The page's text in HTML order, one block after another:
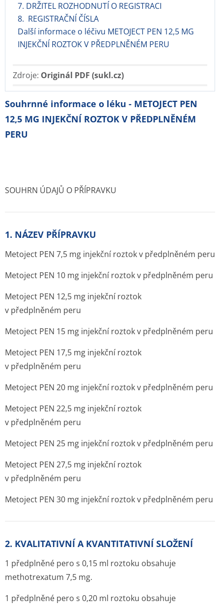
7. DRŽITEL ROZHODNUTÍ O REGISTRACI
8. REGISTRAČNÍ ČÍSLA
Další informace o léčivu METOJECT PEN 12,5 MG
INJEKČNÍ ROZTOK V PŘEDPLNĚNÉM PERU
Zdroje: Originál PDF (sukl.cz)
Souhrnné informace o léku - METOJECT PEN
12,5 MG INJEKČNÍ ROZTOK V PŘEDPLNĚNÉM
PERU
SOUHRN ÚDAJŮ O PŘÍPRAVKU
1. NÁZEV PŘÍPRAVKU
Metoject PEN 7,5 mg injekční roztok v předplněném peru
Metoject PEN 10 mg injekční roztok v předplněném peru
Metoject PEN 12,5 mg injekční roztok
v předplněném peru
Metoject PEN 15 mg injekční roztok v předplněném peru
Metoject PEN 17,5 mg injekční roztok
v předplněném peru
Metoject PEN 20 mg injekční roztok v předplněném peru
Metoject PEN 22,5 mg injekční roztok
v předplněném peru
Metoject PEN 25 mg injekční roztok v předplněném peru
Metoject PEN 27,5 mg injekční roztok
v předplněném peru
Metoject PEN 30 mg injekční roztok v předplněném peru
2. KVALITATIVNÍ A KVANTITATIVNÍ SLOŽENÍ
1 předplněné pero s 0,15 ml roztoku obsahuje
methotrexatum 7,5 mg.
1 předplněné pero s 0,20 ml roztoku obsahuje